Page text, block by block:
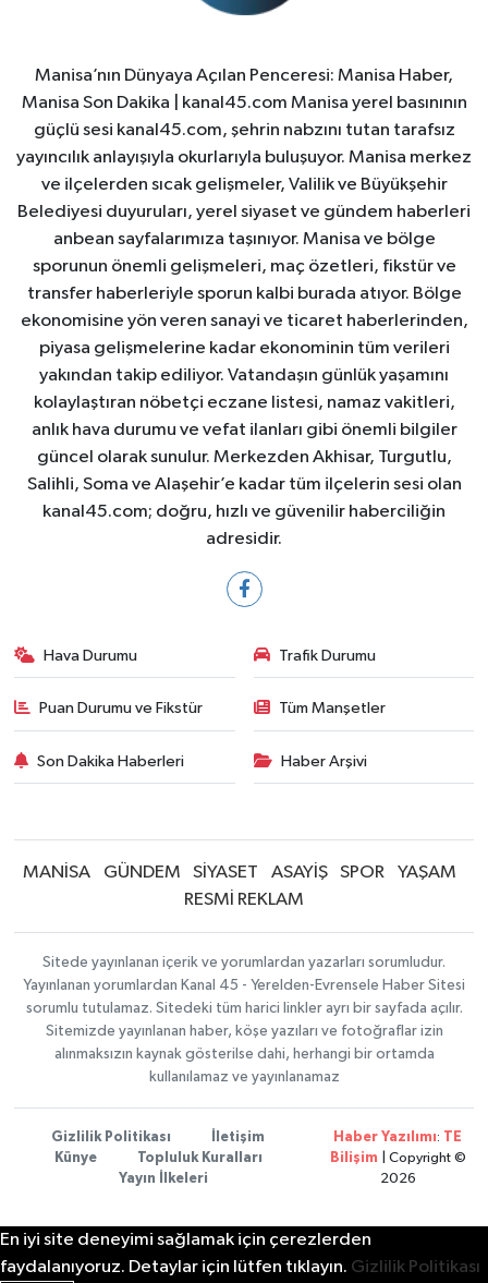
Manisa’nın Dünyaya Açılan Penceresi: Manisa Haber,
Manisa Son Dakika | kanal45.com Manisa yerel basınının
güçlü sesi kanal45.com, şehrin nabzını tutan tarafsız
yayıncılık anlayışıyla okurlarıyla buluşuyor. Manisa merkez
ve ilçelerden sıcak gelişmeler, Valilik ve Büyükşehir
Belediyesi duyuruları, yerel siyaset ve gündem haberleri
anbean sayfalarımıza taşınıyor. Manisa ve bölge
sporunun önemli gelişmeleri, maç özetleri, fikstür ve
transfer haberleriyle sporun kalbi burada atıyor. Bölge
ekonomisine yön veren sanayi ve ticaret haberlerinden,
piyasa gelişmelerine kadar ekonominin tüm verileri
yakından takip ediliyor. Vatandaşın günlük yaşamını
kolaylaştıran nöbetçi eczane listesi, namaz vakitleri,
anlık hava durumu ve vefat ilanları gibi önemli bilgiler
güncel olarak sunulur. Merkezden Akhisar, Turgutlu,
Salihli, Soma ve Alaşehir’e kadar tüm ilçelerin sesi olan
kanal45.com; doğru, hızlı ve güvenilir haberciliğin
adresidir.
Hava Durumu Trafik Durumu
Puan Durumu ve Fikstür Tüm Manşetler
Son Dakika Haberleri Haber Arşivi
MANİSA GÜNDEM SİYASET ASAYİŞ SPOR
YAŞAM
RESMİ REKLAM
Sitede yayınlanan içerik ve yorumlardan yazarları sorumludur.
Yayınlanan yorumlardan Kanal 45 - Yerelden-Evrensele Haber Sitesi
sorumlu tutulamaz. Sitedeki tüm harici linkler ayrı bir sayfada açılır.
Sitemizde yayınlanan haber, köşe yazıları ve fotoğraflar izin
alınmaksızın kaynak gösterilse dahi, herhangi bir ortamda
kullanılamaz ve yayınlanamaz
Gizlilik Politikası
İletişim
Künye
Topluluk Kuralları
Yayın İlkeleri
Haber Yazılımı: TE
Bilişim | Copyright ©
2026
En iyi site deneyimi sağlamak için çerezlerden
faydalanıyoruz. Detaylar için lütfen tıklayın. Gizlilik Politikası